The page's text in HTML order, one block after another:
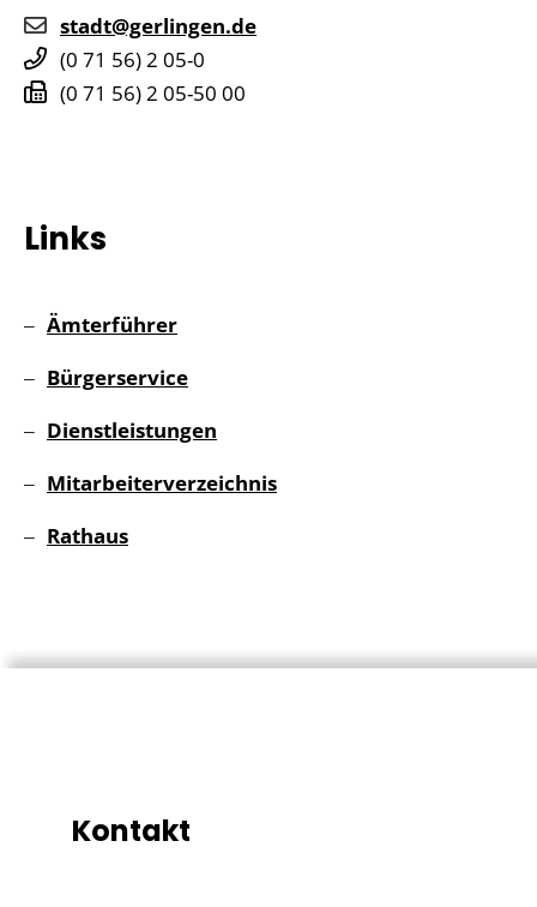
stadt@gerlingen.de
(0 71 56) 2 05-0
(0 71 56) 2 05-50 00
Links
Ämterführer
Bürgerservice
Dienstleistungen
Mitarbeiterverzeichnis
Rathaus
Kontakt